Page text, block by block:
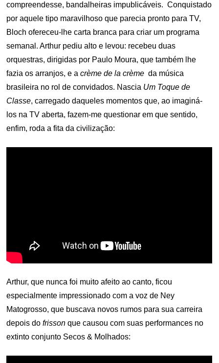
compreendesse, bandalheiras impublicáveis. Conquistado
por aquele tipo maravilhoso que parecia pronto para TV,
Bloch ofereceu-lhe carta branca para criar um programa
semanal. Arthur pediu alto e levou: recebeu duas
orquestras, dirigidas por Paulo Moura, que também lhe
fazia os arranjos, e acrème de la crème da música
brasileira no rol de convidados. Nascia Um Toque de
Classe, carregado daqueles momentos que, ao imaginá-
los na TV aberta, fazem-me questionar em que sentido,
enfim, roda a fita da civilização:
Arthur, que nunca foi muito afeito ao canto, ficou
especialmente impressionado com a voz de Ney
Matogrosso, que buscava novos rumos para sua carreira
depois dofrisson que causou com suas performances no
extinto conjunto Secos & Molhados: